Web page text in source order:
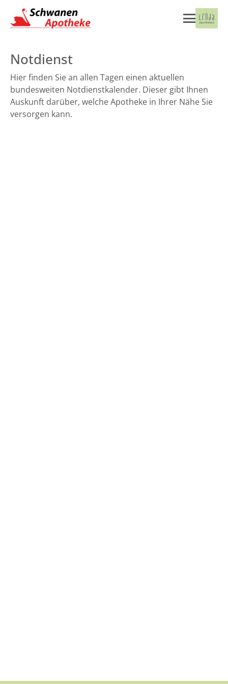
Notdienst
Hier finden Sie an allen Tagen einen aktuellen
bundesweiten Notdienstkalender. Dieser gibt Ihnen
Auskunft darüber, welche Apotheke in Ihrer Nähe Sie
versorgen kann.